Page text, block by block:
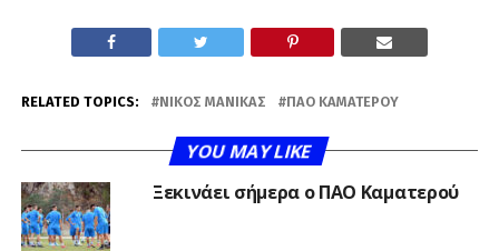
RELATED TOPICS: ΝΊΚΟΣ ΜΑΝΊΚΑΣ ΠΑΟ ΚΑΜΑΤΕΡΟΎ
YOU MAY LIKE
Ξεκινάει σήμερα ο ΠΑΟ Καματερού